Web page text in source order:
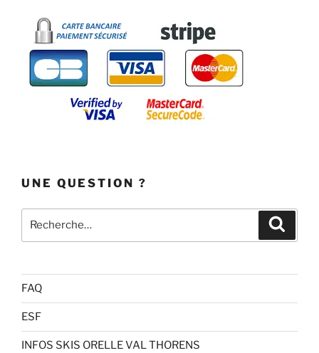
UNE QUESTION ?
pour
FAQ
ESF
INFOS SKIS ORELLE VAL THORENS